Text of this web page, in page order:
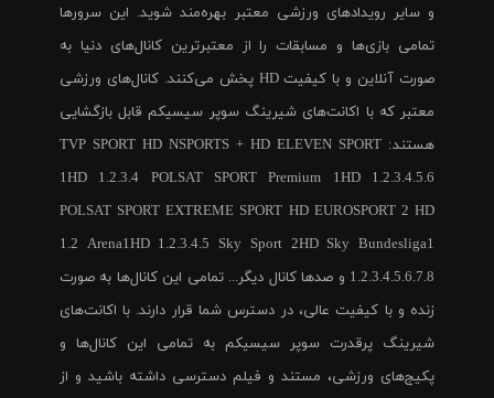
و سایر رویدادهای ورزشی معتبر بهره‌مند شوید. این سرورها
تمامی بازی‌ها و مسابقات را از معتبرترین کانال‌های دنیا به
صورت آنلاین و با کیفیت HD پخش می‌کنند. کانال‌های ورزشی
معتبر که با اکانت‌های شیرینگ سوپر سیسیکم قابل بازگشایی
هستند: TVP SPORT HD NSPORTS + HD ELEVEN SPORT
1HD 1.2.3.4 POLSAT SPORT Premium 1HD 1.2.3.4.5.6
POLSAT SPORT EXTREME SPORT HD EUROSPORT 2 HD
1.2 Arena1HD 1.2.3.4.5 Sky Sport 2HD Sky Bundesliga1
1.2.3.4.5.6.7.8 و صدها کانال دیگر... تمامی این کانال‌ها به صورت
زنده و با کیفیت عالی، در دسترس شما قرار دارند. با اکانت‌های
شیرینگ پرقدرت سوپر سیسیکم به تمامی این کانال‌ها و
پکیج‌های ورزشی، مستند و فیلم دسترسی داشته باشید و از